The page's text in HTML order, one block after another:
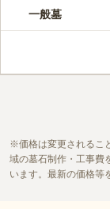
一般墓
価格は変更されるこ
域の墓石制作・工事費
います。最新の価格等